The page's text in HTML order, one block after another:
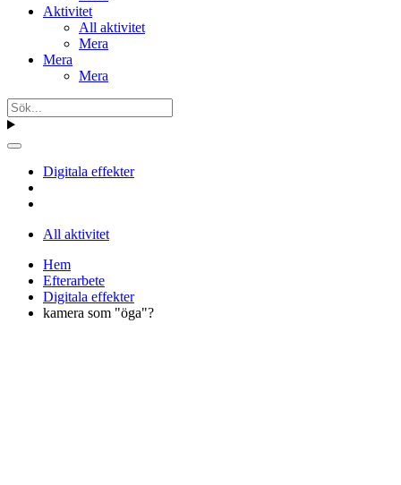
Aktivitet
All aktivitet
Mera
Mera
Mera
Digitala effekter
All aktivitet
Hem
Efterarbete
Digitala effekter
kamera som "öga"?